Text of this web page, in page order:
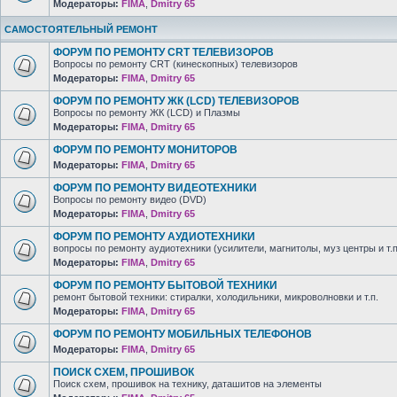
Модераторы: FIMA Dmitry 65
САМОСТОЯТЕЛЬНЫЙ РЕМОНТ
ФОРУМ ПО РЕМОНТУ CRT ТЕЛЕВИЗОРОВ
Вопросы по ремонту CRT (кинескопных) телевизоров
Модераторы: FIMA Dmitry 65
ФОРУМ ПО РЕМОНТУ ЖК (LCD) ТЕЛЕВИЗОРОВ
Вопросы по ремонту ЖК (LCD) и Плазмы
Модераторы: FIMA Dmitry 65
ФОРУМ ПО РЕМОНТУ МОНИТОРОВ
Модераторы: FIMA Dmitry 65
ФОРУМ ПО РЕМОНТУ ВИДЕОТЕХНИКИ
Вопросы по ремонту видео (DVD)
Модераторы: FIMA Dmitry 65
ФОРУМ ПО РЕМОНТУ АУДИОТЕХНИКИ
вопросы по ремонту аудиотехники (усилители, магнитолы, муз центры и
Модераторы: FIMA Dmitry 65
ФОРУМ ПО РЕМОНТУ БЫТОВОЙ ТЕХНИКИ
ремонт бытовой техники: стиралки, холодильники, микроволновки и т.п.
Модераторы: FIMA Dmitry 65
ФОРУМ ПО РЕМОНТУ МОБИЛЬНЫХ ТЕЛЕФОНОВ
Модераторы: FIMA Dmitry 65
ПОИСК СХЕМ, ПРОШИВОК
Поиск схем, прошивок на технику, даташитов на элементы